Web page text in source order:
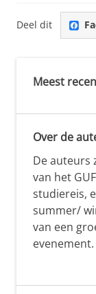
Deel dit
Meest
Over de
De auteurs
van het
studiereis,
summer/
van een
evenement.